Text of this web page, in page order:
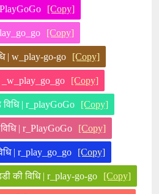
[Copy]
[Copy]
| w_play-go-go [Copy]
_w_play_go_go [Copy]
| r_playGoGo [Copy]
| r_PlayGoGo [Copy]
| r_play_go_go [Copy]
की विधि | r_play-go-go [Copy]